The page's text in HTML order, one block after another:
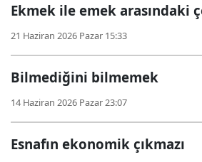
Ekmek ile emek arasındaki
21 Haziran 2026 Pazar 15:33
Bilmediğini bilmemek
14 Haziran 2026 Pazar 23:07
Esnafın ekonomik çıkmazı